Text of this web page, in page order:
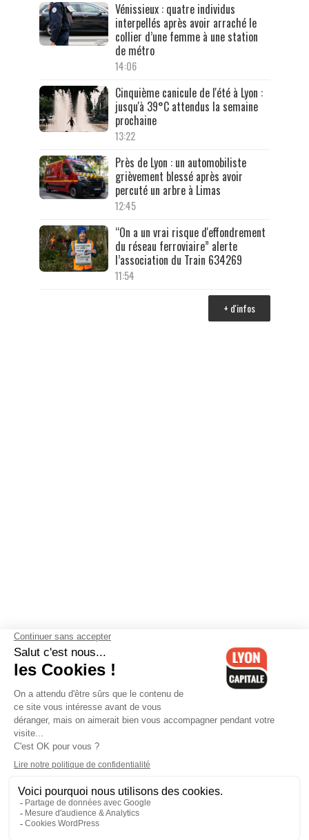
Vénissieux : quatre individus
interpellés après avoir arraché le
collier d’une femme à une station
de métro
14:06
Cinquième canicule de l'été à Lyon :
jusqu'à 39°C attendus la semaine
prochaine
13:22
Près de Lyon : un automobiliste
grièvement blessé après avoir
percuté un arbre à Limas
12:45
“On a un vrai risque d'effondrement
du réseau ferroviaire” alerte
l’association du Train 634269
11:54
+ d'infos
Contactez-nous-Mentions légales-CGV-Politique de
confidentialité-Gestion des cookies